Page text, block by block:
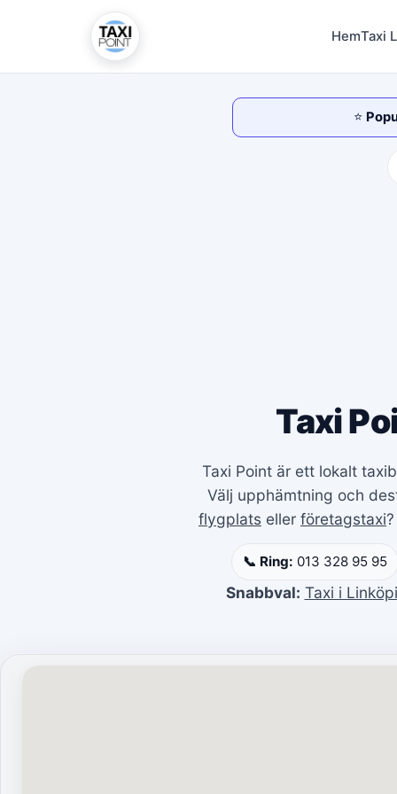
HemTaxi
⭐
Taxi
Taxi Point är ett lokalt
Välj upphämtning och
flygplats eller företagstaxi
📞 Ring: 013 328 95 95
Snabbval: Taxi i